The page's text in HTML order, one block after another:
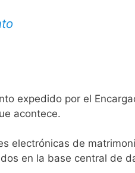
expedido por el
acontece.
electrónicas de
en la base central de